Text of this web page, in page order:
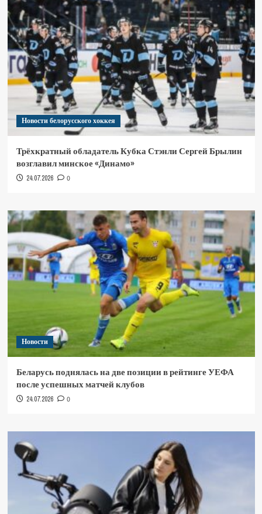
Новости белорусского хоккея
Трёхкратный обладатель Кубка Стэнли Сергей Брылин
возглавил минское «Динамо»
24.07.2026 0
Новости
Беларусь поднялась на две позиции в рейтинге УЕФА
после успешных матчей клубов
24.07.2026 0